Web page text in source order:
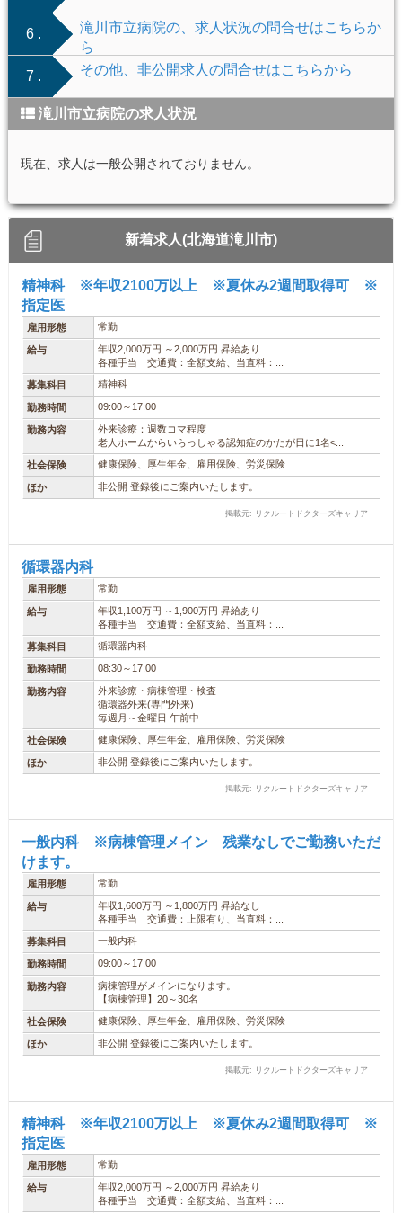
6 .
滝川市立病院の、求人状況の問合せはこちらか
ら
7 .
その他、非公開求人の問合せはこちらから
滝川市立病院の求人状況
現在、求人は一般公開されておりません。
新着求人(北海道滝川市)
精神科 ※年収2100万以上 ※夏休み2週間取得可 ※
指定医
雇用形態 常勤
給与
年収2,000万円 ～2,000万円 昇給あり
各種手当 交通費：全額支給、当直料：...
募集科目 精神科
勤務時間 09:00～17:00
勤務内容
外来診療：週数コマ程度
老人ホームからいらっしゃる認知症のかたが日に1名<...
社会保険 健康保険、厚生年金、雇用保険、労災保険
ほか 非公開 登録後にご案内いたします。
掲載元: リクルートドクターズキャリア
循環器内科
雇用形態 常勤
給与
年収1,100万円 ～1,900万円 昇給あり
各種手当 交通費：全額支給、当直料：...
募集科目 循環器内科
勤務時間 08:30～17:00
勤務内容
外来診療・病棟管理・検査
循環器外来(専門外来)
毎週月～金曜日 午前中
社会保険 健康保険、厚生年金、雇用保険、労災保険
ほか 非公開 登録後にご案内いたします。
掲載元: リクルートドクターズキャリア
一般内科 ※病棟管理メイン 残業なしでご勤務いただ
けます。
雇用形態 常勤
給与
年収1,600万円 ～1,800万円 昇給なし
各種手当 交通費：上限有り、当直料：...
募集科目 一般内科
勤務時間 09:00～17:00
勤務内容
病棟管理がメインになります。
【病棟管理】20～30名
社会保険 健康保険、厚生年金、雇用保険、労災保険
ほか 非公開 登録後にご案内いたします。
掲載元: リクルートドクターズキャリア
精神科 ※年収2100万以上 ※夏休み2週間取得可 ※
指定医
雇用形態 常勤
給与
年収2,000万円 ～2,000万円 昇給あり
各種手当 交通費：全額支給、当直料：...